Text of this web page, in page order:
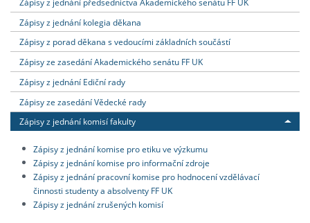
Zápisy z jednání kolegia děkana
Zápisy z porad děkana s vedoucími základních součástí
Zápisy ze zasedání Akademického senátu FF UK
Zápisy z jednání Ediční rady
Zápisy ze zasedání Vědecké rady
Zápisy z jednání komisí fakulty
Zápisy z jednání komise pro etiku ve výzkumu
Zápisy z jednání komise pro informační zdroje
Zápisy z jednání pracovní komise pro hodnocení vzdělávací
činnosti studenty a absolventy FF UK
Zápisy z jednání zrušených komisí